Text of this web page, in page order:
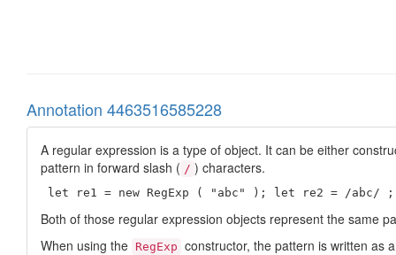
Annotation 4463516585228
A regular expression is a type of object. It can be either
pattern in forward slash ( / ) characters.
let re1 = new RegExp ( "abc" ); let re2 = /abc/ ;
Both of those regular expression objects represent the same
When using the RegExp constructor, the pattern is written as